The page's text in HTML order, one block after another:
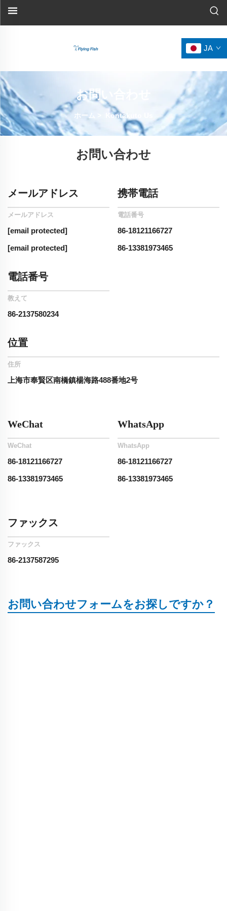
JA
お問い合わせ
ホーム Kontakuto Us
お問い合わせ
メールアドレス
メールアドレス
[email protected]
[email protected]
携帯電話
電話番号
86-18121166727
86-13381973465
電話番号
教えて
86-2137580234
位置
住所
上海市奉賢区南橋鎮楊海路488番地2号
WeChat
WeChat
86-18121166727
86-13381973465
WhatsApp
WhatsApp
86-18121166727
86-13381973465
ファックス
ファックス
86-2137587295
お問い合わせフォームをお探しですか？